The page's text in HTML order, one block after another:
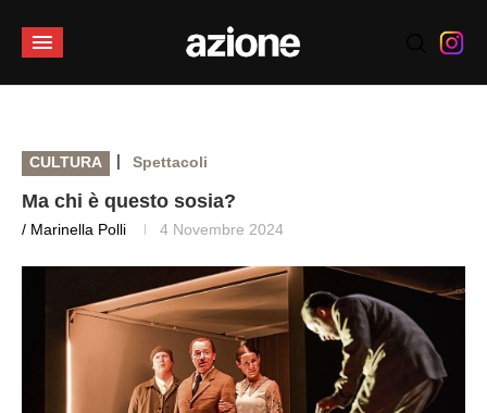
CULTURA | Spettacoli
Ma chi è questo sosia?
/ Marinella Polli 4 Novembre 2024